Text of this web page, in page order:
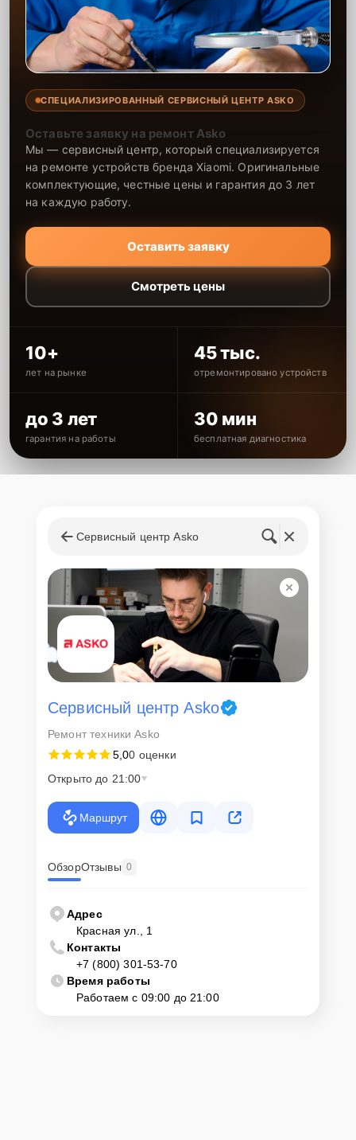
СПЕЦИАЛИЗИРОВАННЫЙ СЕРВИСНЫЙ ЦЕНТР ASKO
Оставьте заявку на ремонт Asko
Мы — сервисный центр, который специализируется
на ремонте устройств бренда Xiaomi. Оригинальные
комплектующие, честные цены и гарантия до 3 лет
на каждую работу.
Оставить заявку
Смотреть цены
10+
лет на рынке
45 тыс.
отремонтировано устройств
до 3 лет
гарантия на работы
30 мин
бесплатная диагностика
Сервисный центр Asko
Сервисный центр Asko
Ремонт техники Asko
5,00 оценки
Открыто до 21:00
Маршрут
ОбзорОтзывы 0
Адрес
Красная ул., 1
Контакты
+7 (800) 301-53-70
Время работы
Работаем с 09:00 до 21:00